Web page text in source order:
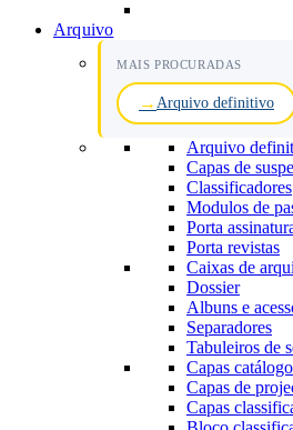
Arquivo
MAIS PROCURADAS
Arquivo definitivo
Arquivo
Capas de
Classificadores
Modulos de
Porta
Porta revistas
Caixas de
Dossier
Albuns e
Separadores
Tabuleiros de
Capas catálogo
Capas de
Capas